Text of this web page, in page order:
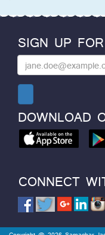
SIGN UP
DOWNLOAD
CONNECT